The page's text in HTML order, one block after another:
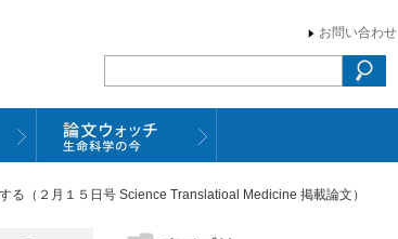
お問い合わせ
（２月１５日号 Science Translatioal Medicine 掲載論文）